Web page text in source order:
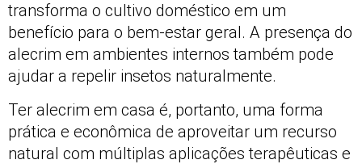
transforma o cultivo doméstico em um
benefício para o bem-estar geral. A presença do
alecrim em ambientes internos também pode
ajudar a repelir insetos naturalmente.
Ter alecrim em casa é, portanto, uma forma
prática e econômica de aproveitar um recurso
natural com múltiplas aplicações terapêuticas e